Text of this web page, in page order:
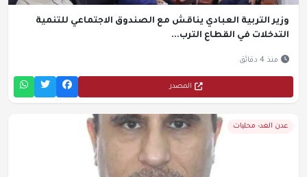
وزير التربية العبادي يناقش مع الصندوق الاجتماعي للتنمية
التدخلات في القطاع الترب...
منذ 4 دقائق
المصدر
عدن الغد- محليات